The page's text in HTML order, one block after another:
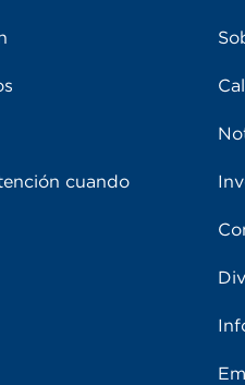
cuando